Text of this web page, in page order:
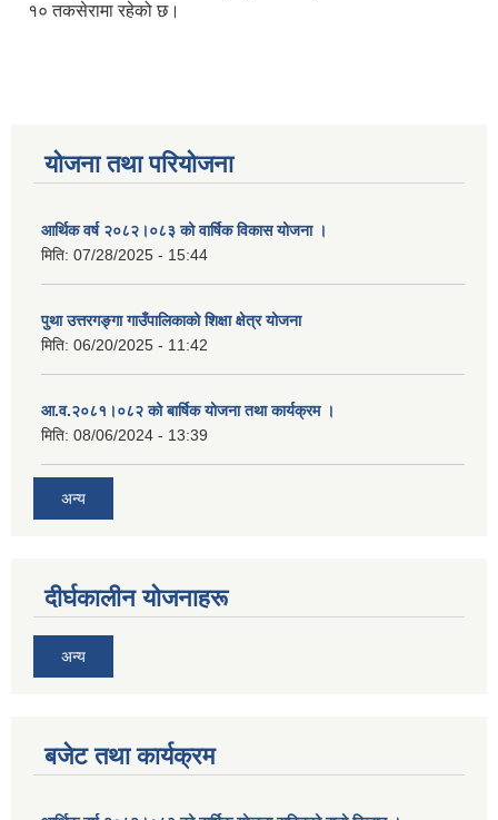
१० तकसेरामा रहेको छ।
योजना तथा परियोजना
आर्थिक वर्ष २०८२।०८३ को वार्षिक विकास योजना ।
मिति: 07/28/2025 - 15:44
पुथा उत्तरगङ्गा गाउँपालिकाको शिक्षा क्षेत्र योजना
मिति: 06/20/2025 - 11:42
आ.व.२०८१।०८२ को बार्षिक योजना तथा कार्यक्रम ।
मिति: 08/06/2024 - 13:39
अन्य
दीर्घकालीन योजनाहरू
अन्य
बजेट तथा कार्यक्रम